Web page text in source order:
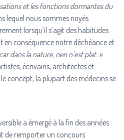
et les fonctions dormantes du
lequel nous sommes noyés
lorsqu’il s’agit des habitudes
en conséquence notre déchéance et
dans la nature, rien n’est plat. »
écrivains, architectes et
concept, la plupart des médecins se
a émergé à la fin des années
de remporter un concours